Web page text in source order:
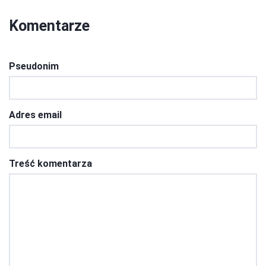
Komentarze
Pseudonim
Adres email
Treść komentarza